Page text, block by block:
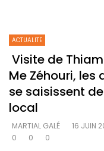
ACTUALITE
Visite de
Me Zéhouri,
se saisissent
local
MARTIAL GALÉ
16 JUIN
0
0 0